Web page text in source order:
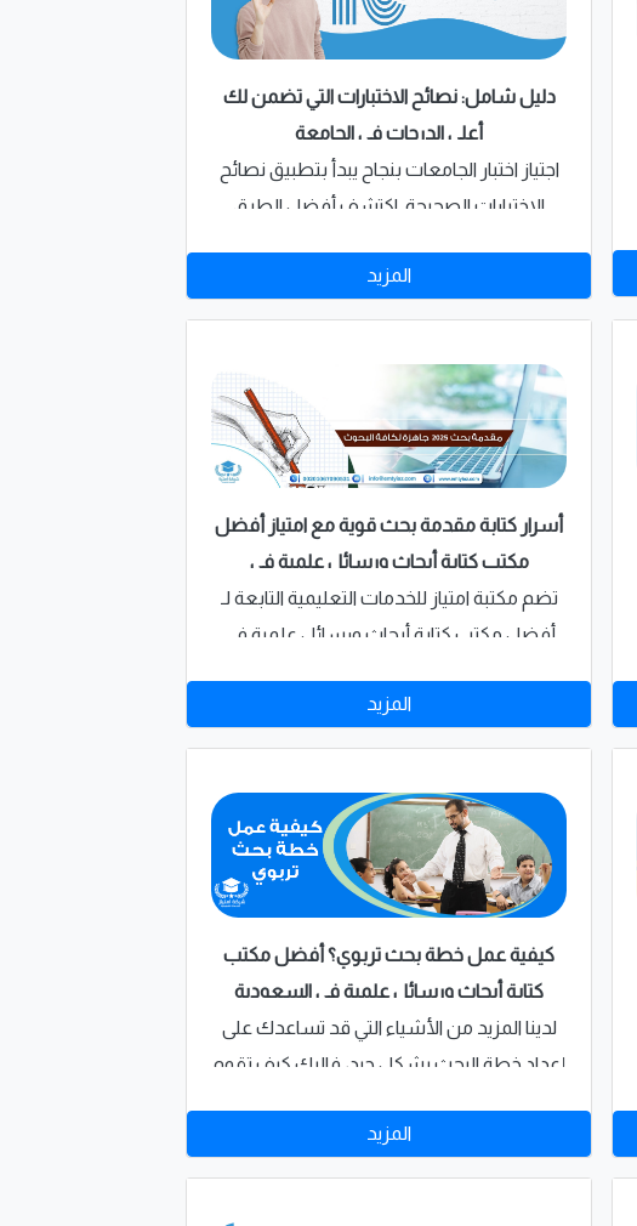
دليل شامل: نصائح الاختبارات التي تضمن لك
أعلى الدرجات في الجامعة
اجتياز اختبار الجامعات بنجاح يبدأ بتطبيق نصائح
الاختبارات الصحيحة. اكتشف أفضل الطرق
إمتياز للخدمات التعليمية
المزيد
أسرار كتابة مقدمة بحث قوية مع امتياز أفضل
مكتب كتابة أبحاث ورسائل علمية في
السعودية
تضم مكتبة امتياز للخدمات التعليمية التابعة لـ
أفضل مكتب كتابة أبحاث ورسائل علمية في
العلمية في كافة التخصصات العلمية تقريبًا،
سوف يساعدك الإطلاع على الأبحاث العلمية
المزيد
كيفية عمل خطة بحث تربوي؟ أفضل مكتب
كتابة أبحاث ورسائل علمية في السعودية
لدينا المزيد من الأشياء التي قد تساعدك على
إعداد خطة البحث بشكل جيد، فإليك كيف تقوم
طريقة مثالية للقيام بذلك من قبل خبراء أفضل
مكتب كتابة أبحاث ورسائل علمية في
المزيد